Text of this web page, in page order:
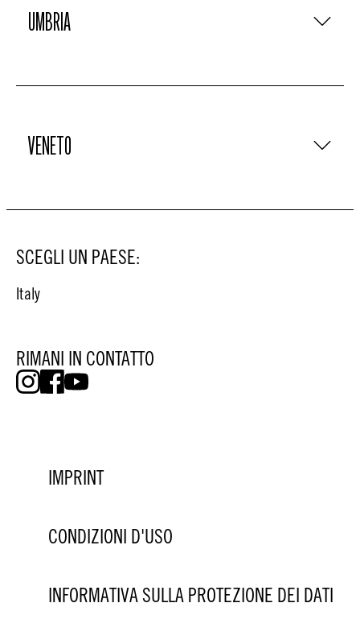
UMBRIA
VENETO
SCEGLI UN PAESE:
Italy
RIMANI IN CONTATTO
IMPRINT
CONDIZIONI D'USO
INFORMATIVA SULLA PROTEZIONE DEI DATI